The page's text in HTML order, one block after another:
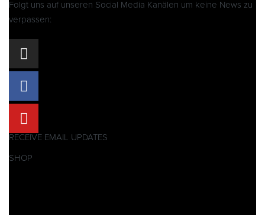
Folgt uns auf unseren Social Media Kanälen um keine News zu
verpassen:
RECEIVE EMAIL UPDATES
SHOP